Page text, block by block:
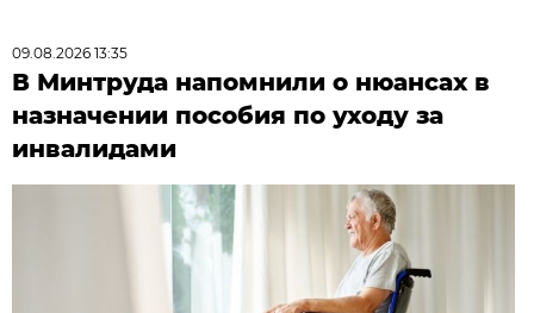
09.08.2026 13:35
В Минтруда напомнили о нюансах в
назначении пособия по уходу за
инвалидами